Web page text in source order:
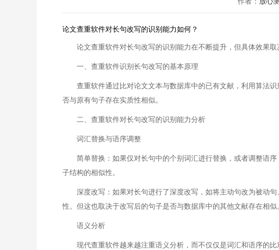
论文查重软件对长句改写的识别能力如何？
论文查重软件对长句改写的识别能力在不断提升，但具体效果
一、查重软件识别长句改写的基本原理
查重软件通过比对论文文本与数据库中的已有文献，利用算法
否与原有句子存在实质性相似。
二、查重软件对长句改写的识别能力分析
词汇替换与语序调整
简单替换：如果仅对长句中的个别词汇进行替换，或者调整语
子结构的相似性。
深度改写：如果对长句进行了深度改写，如将主动句改为被动
性。但这也取决于改写后的句子是否与数据库中的其他文献存在相似。
语义分析
现代查重软件越来越注重语义分析，而不仅仅是词汇和语序的